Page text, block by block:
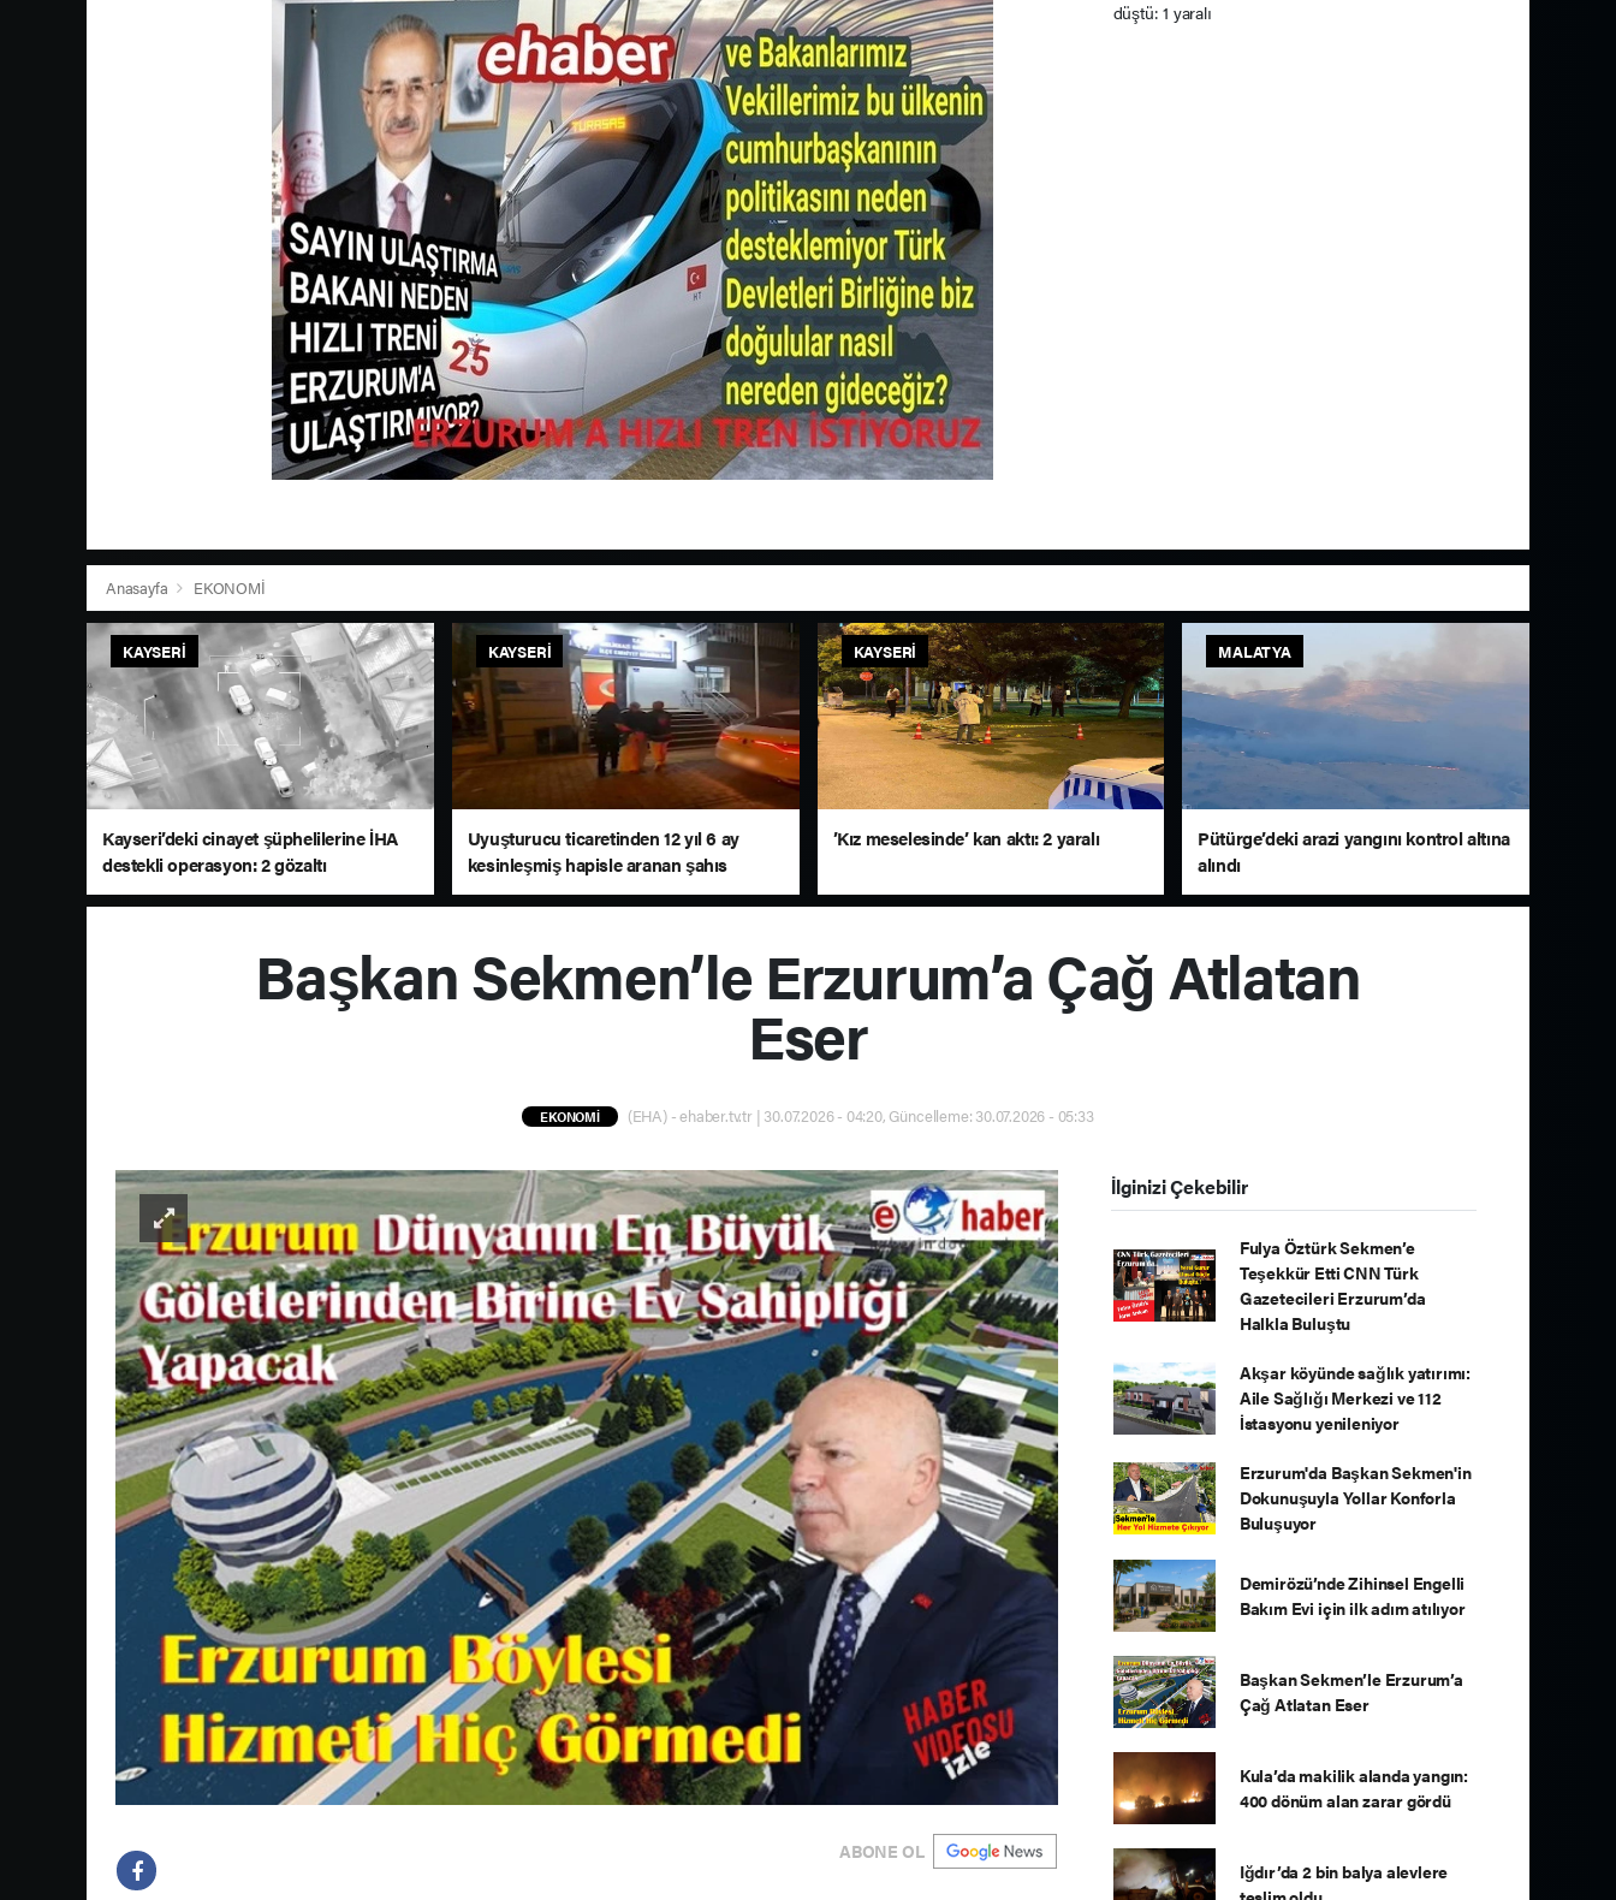
Anasayfa EKONOMİ
KAYSERI
Kayseri’deki cinayet şüphelilerine İHA
destekli operasyon: 2 gözaltı
KAYSERI
Uyuşturucu ticaretinden 12 yıl 6 ay
kesinleşmiş hapisle aranan şahıs
yakalandı
KAYSERI
’Kız meselesinde’ kan aktı: 2 yaralı
MALATYA
Pütürge’deki arazi yangını kontrol altına
alındı
Başkan Sekmen’le Erzurum’a Çağ Atlatan
Eser
EKONOMİ (EHA) - ehaber.tv.tr | 30.07.2026 - 04:20, Güncelleme: 30.07.2026 - 05:33
ABONE OL
İlginizi Çekebilir
Fulya Öztürk Sekmen’e
Teşekkür Etti CNN Türk
Gazetecileri Erzurum’da
Halkla Buluştu
Akşar köyünde sağlık yatırımı:
Aile Sağlığı Merkezi ve 112
İstasyonu yenileniyor
Erzurum'da Başkan Sekmen'in
Dokunuşuyla Yollar Konforla
Buluşuyor
Demirözü’nde Zihinsel Engelli
Bakım Evi için ilk adım atılıyor
Başkan Sekmen’le Erzurum’a
Çağ Atlatan Eser
Kula’da makilik alanda yangın:
400 dönüm alan zarar gördü
Iğdır’da 2 bin balya alevlere